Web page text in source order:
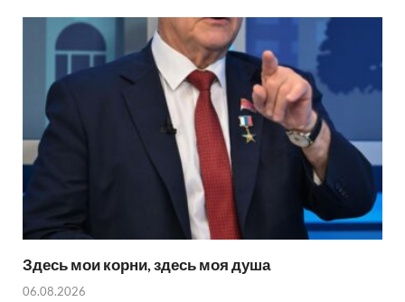
Здесь мои корни, здесь моя душа
06.08.2026